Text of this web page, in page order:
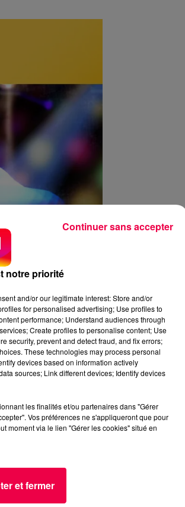
notre priorité
and/or our legitimate interest: Store and/or
for personalised advertising; Use profiles to
performance; Understand audiences through
Create profiles to personalise content; Use
security, prevent and detect fraud, and fix errors;
These technologies may process personal
devices based on information actively
sources; Link different devices; Identify devices
les finalités et/ou partenaires dans "Gérer
Vos préférences ne s'appliqueront que pour
moment via le lien "Gérer les cookies" situé en
et fermer
Continuer sans accepter